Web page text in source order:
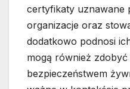
certyfikaty uznawane
organizacje oraz
dodatkowo podnosi
mogą również
bezpieczeństwem